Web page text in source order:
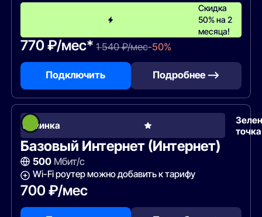
Скидка
50% на 2
месяца!
770 ₽/мес* 1 540 ₽/мес-50%
Подключить Подробнее —>
Новинка
точка
Базовый Интернет (Интернет)
500Мбит/с
Wi-Fi роутер можно добавить к тарифу
700 ₽/мес